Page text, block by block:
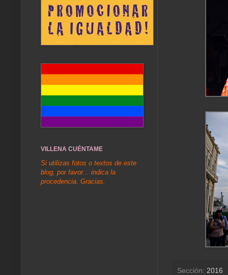
Sección: 2016
VILLENA CUÉNTAME
Si utilizas fotos o textos de este
blog, por favor... indica la
procedencia. Gracias.